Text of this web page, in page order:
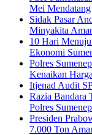
Mei Mendatang
Sidak Pasar
Minyakita
10 Hari
Ekonomi
Polres
Kenaikan
Itjenad Audit
Razia Bandara
Polres
Presiden
7.000 Ton